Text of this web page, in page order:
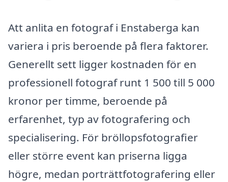
Att anlita en fotograf i Enstaberga kan
variera i pris beroende på flera faktorer.
Generellt sett ligger kostnaden för en
professionell fotograf runt 1 500 till 5 000
kronor per timme, beroende på
erfarenhet, typ av fotografering och
specialisering. För bröllopsfotografier
eller större event kan priserna ligga
högre, medan porträttfotografering eller